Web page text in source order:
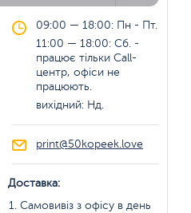
09:00 — 18:00: Пн - Пт.
11:00 — 18:00: Сб. -
працює тільки Call-
центр, офіси не
працюють.
вихідний: Нд.
print@50kopeek.love
Доставка:
Самовивіз з офісу в день